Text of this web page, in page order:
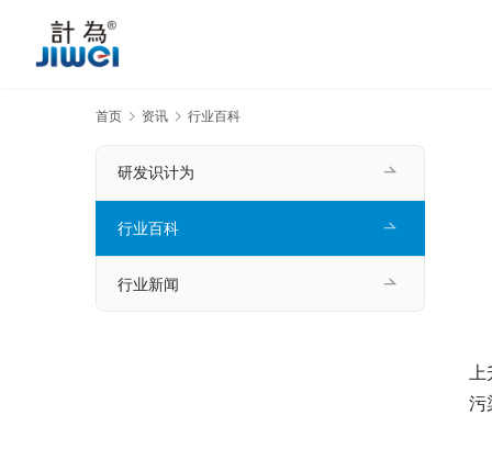
首页 资讯 行业百科
污
研发识计为
行业百科
行业新闻